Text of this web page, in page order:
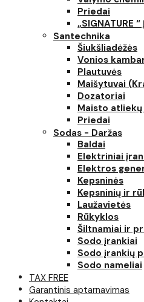
Priedai
„SIGNATURE
Santechnika
Šiukšliadėžės
Vonios
Plautuvės
Maišytuvai
Dozatoriai
Maisto
Priedai
Sodas - Daržas
Baldai
Elektriniai
Elektros
Kepsninės
Kepsninių ir
Laužavietės
Rūkyklos
Šiltnamiai ir
Sodo įrankiai
Sodo įrankių
Sodo nameliai
TAX FREE
Garantinis aptarnavimas